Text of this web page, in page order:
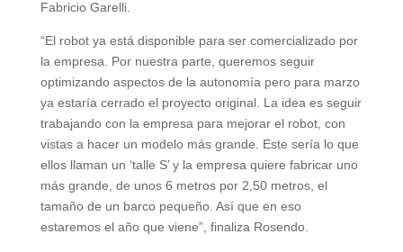
Fabricio Garelli.
“El robot ya está disponible para ser comercializado por
la empresa. Por nuestra parte, queremos seguir
optimizando aspectos de la autonomía pero para marzo
ya estaría cerrado el proyecto original. La idea es seguir
trabajando con la empresa para mejorar el robot, con
vistas a hacer un modelo más grande. Este sería lo que
ellos llaman un ‘talle S’ y la empresa quiere fabricar uno
más grande, de unos 6 metros por 2,50 metros, el
tamaño de un barco pequeño. Así que en eso
estaremos el año que viene”, finaliza Rosendo.